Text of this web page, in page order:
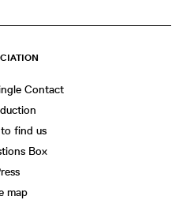
Contact
find us
Box
map